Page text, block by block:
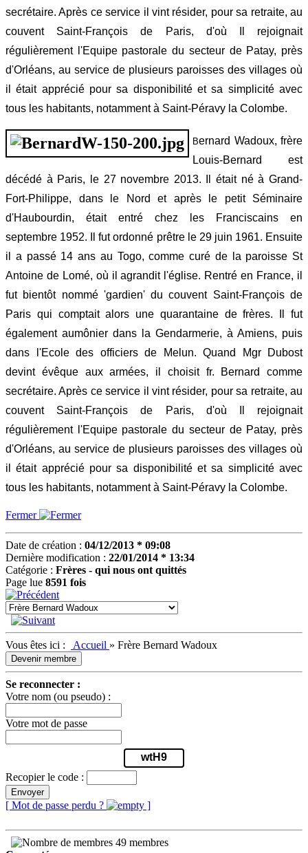
secrétaire. Après ce service il vint résider, pour sa retraite, au
couvent Saint-François de Paris, d'où Il rejoignait
régulièrement l'Equipe pastorale du secteur de Patay, près
d'Orléans, au service de plusieurs paroisses des villages où
il était apprécié pour sa disponibilité et sa simplicité avec
tous les habitants, notamment à Saint-Péravy la Colombe.
Bernard Wadoux, frère
Louis-Bernard est
décédé à Paris, le 27 novembre 2013. Il était né à Grand-
Fort-Philippe, dans le Nord et après le petit Séminaire
d'Haubourdin, était entré chez les Franciscains en
septembre 1952. Il fut ordonné prêtre le 29 juin 1961. Ensuite
il a passé 14 ans au Togo, comme curé de la paroisse St
Antoine de Lomé, où il agrandit l'église. Rentré en France, il
fut bientôt nommé 'gardien' du couvent Saint-François de
Paris qui comptait alors une quarantaine de frères. Il fut
également aumônier dans la Gendarmerie, à Amiens, puis
dans l'Ecole des officiers de Melun. Quand Mgr Dubost
devint évêque aux armées, il choisit fr. Bernard comme
secrétaire. Après ce service il vint résider, pour sa retraite, au
couvent Saint-François de Paris, d'où Il rejoignait
régulièrement l'Equipe pastorale du secteur de Patay, près
d'Orléans, au service de plusieurs paroisses des villages où
il était apprécié pour sa disponibilité et sa simplicité avec
tous les habitants, notamment à Saint-Péravy la Colombe.
Fermer
Date de création : 04/12/2013 * 09:08
Dernière modification : 22/01/2014 * 13:34
Catégorie : Frères - qui nous ont quittés
Page lue 8591 fois
Vous êtes ici : Accueil » Frère Bernard Wadoux
Devenir membre
Se reconnecter :
Votre nom (ou pseudo) :
Votre mot de passe
wtH9
Recopier le code :
Envoyer
[ Mot de passe perdu ? ]
49 membres